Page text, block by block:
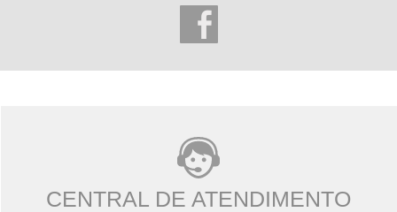
CENTRAL DE ATENDIMENTO